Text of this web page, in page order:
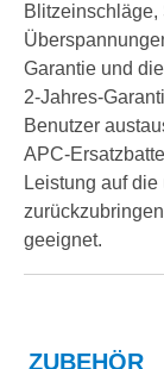
Blitzeinschläge,
Garantie und
2-Jahres-
Benutzer
APC-
Leistung auf
geeignet.
ZUBEHÖR